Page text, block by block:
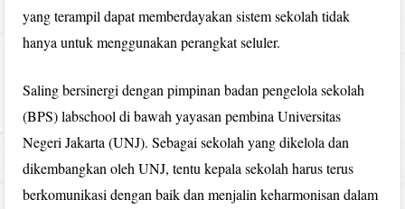
yang terampil dapat memberdayakan sistem sekolah tidak
hanya untuk menggunakan perangkat seluler.
Saling bersinergi dengan pimpinan badan pengelola sekolah
(BPS) labschool di bawah yayasan pembina Universitas
Negeri Jakarta (UNJ). Sebagai sekolah yang dikelola dan
dikembangkan oleh UNJ, tentu kepala sekolah harus terus
berkomunikasi dengan baik dan menjalin keharmonisan dalam